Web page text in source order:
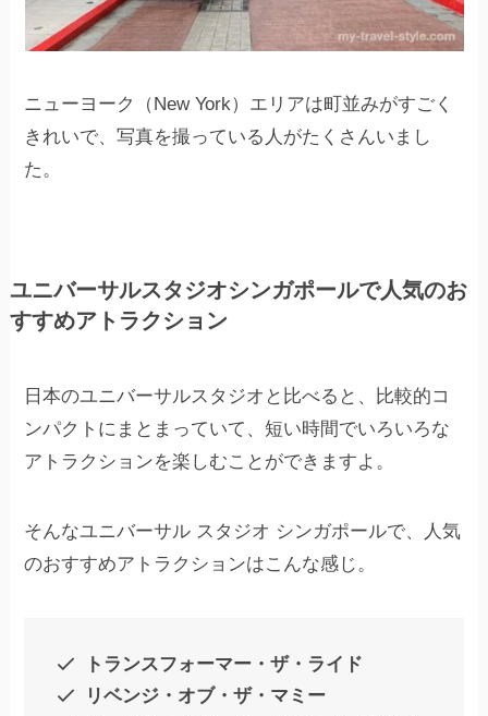
ニューヨーク（New York）エリアは町並みがすごく
きれいで、写真を撮っている人がたくさんいまし
た。
ユニバーサルスタジオシンガポールで人気のお
すすめアトラクション
日本のユニバーサルスタジオと比べると、比較的コ
ンパクトにまとまっていて、短い時間でいろいろな
アトラクションを楽しむことができますよ。
そんなユニバーサル スタジオ シンガポールで、人気
のおすすめアトラクションはこんな感じ。
トランスフォーマー・ザ・ライド
リベンジ・オブ・ザ・マミー